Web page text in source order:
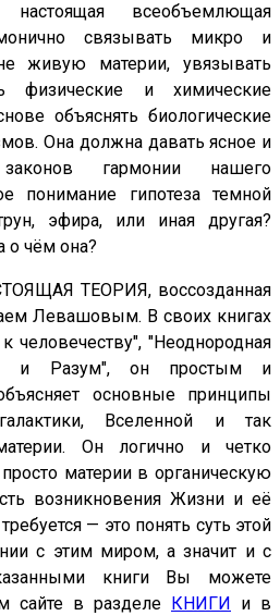
всеобъемлющая
связывать микро и
живую материи, увязывать
физические и химические
объяснять биологические
Она должна давать ясное и
гармонии нашего
понимание гипотеза темной
эфира, или иная другая?
о чём она?
ТЕОРИЯ, воссозданная
Левашовым. В своих книгах
человечеству", "Неоднородная
и Разум", он простым и
основные принципы
Вселенной и так
Он логично и четко
материи в органическую
возникновения Жизни и её
— это понять суть этой
с этим миром, а значит и с
книги Вы можете
сайте в разделе
КНИГИ
и в